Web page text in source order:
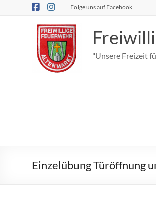
Folge uns auf Facebook
"Unsere Freizeit
Einzelübung Türöffnung